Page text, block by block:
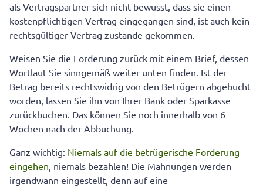
als Vertragspartner sich nicht bewusst, dass sie einen
kostenpflichtigen Vertrag eingegangen sind, ist auch kein
rechtsgültiger Vertrag zustande gekommen.
Weisen Sie die Forderung zurück mit einem Brief, dessen
Wortlaut Sie sinngemäß weiter unten finden. Ist der
Betrag bereits rechtswidrig von den Betrügern abgebucht
worden, lassen Sie ihn von Ihrer Bank oder Sparkasse
zurückbuchen. Das können Sie noch innerhalb von 6
Wochen nach der Abbuchung.
Ganz wichtig: Niemals auf die betrügerische Forderung
eingehen, niemals bezahlen! Die Mahnungen werden
irgendwann eingestellt, denn auf eine